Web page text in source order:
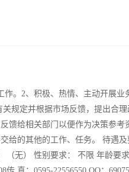
。2、积极、热情、主动开展业
规定并根据市场反馈，提出合
馈给相关部门以便作为决策参
的其他的工作、任务。 待遇及
（无） 性别要求： 不限 年龄要